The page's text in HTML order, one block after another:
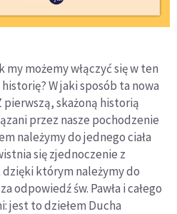
możemy włączyć się w ten
W jaki sposób ta nowa
skażoną historią
przez nasze pochodzenie
należymy do jednego ciała
się zjednoczenie z
którym należymy do
odpowiedź św. Pawła i całego
jest to dziełem Ducha